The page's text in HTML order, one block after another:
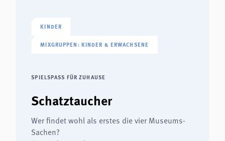
KINDER
MIXGRUPPEN: KINDER & ERWACHSENE
SPIELSPASS FÜR ZUHAUSE
Schatztaucher
Wer findet wohl als erstes die vier Museums-
Sachen?